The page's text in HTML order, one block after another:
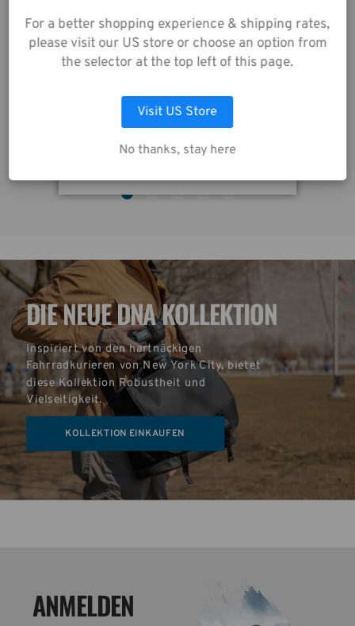
AXIS V2 4L SLING Tasche schwarz
ANMELDEN
DIE NEUE DNA KOLLEKTION
Inspiriert von den hartnäckigen
Fahrradkurieren von New York City, bietet
diese Kollektion Robustheit und
Vielseitigkeit.
KOLLEKTION EINKAUFEN
unserer
Datenschutzrichtlinie
zu.
AUSWAHL ANPASSEN
ALLE COOKIES AKZEPTIEREN
For a better shopping experience & shipping rates,
please visit our US store or choose an option from
the selector at the top left of this page.
Visit US Store
No thanks, stay here